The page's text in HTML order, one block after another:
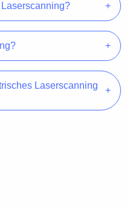
Laserscanning